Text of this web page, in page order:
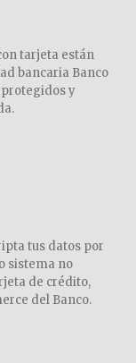
tarjeta están
bancaria Banco
protegidos y
tus datos por
sistema no
de crédito,
del Banco.